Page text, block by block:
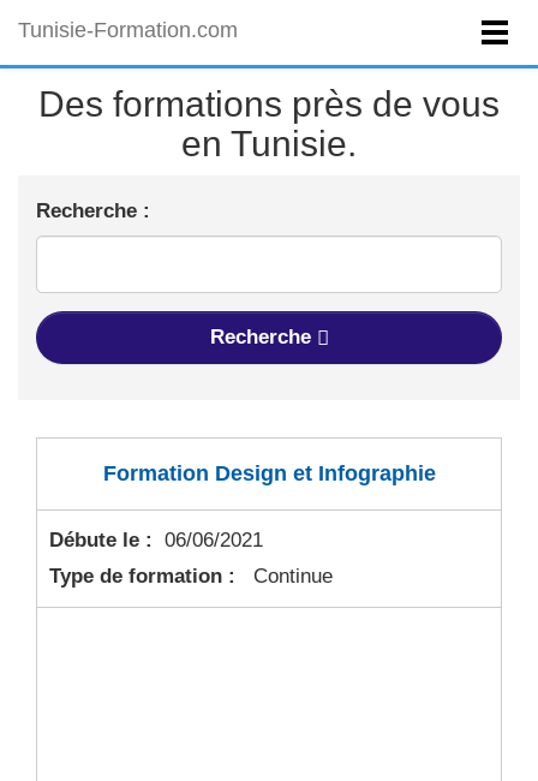
Tunisie-Formation.com
Des formations près de vous
en Tunisie.
Recherche :
Recherche
Formation Design et Infographie
Débute le :
06/06/2021
Type de formation :
Continue